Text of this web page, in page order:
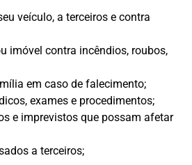
veículo, a terceiros e contra
imóvel contra incêndios, roubos,
em caso de falecimento;
exames e procedimentos;
e imprevistos que possam afetar
a terceiros;